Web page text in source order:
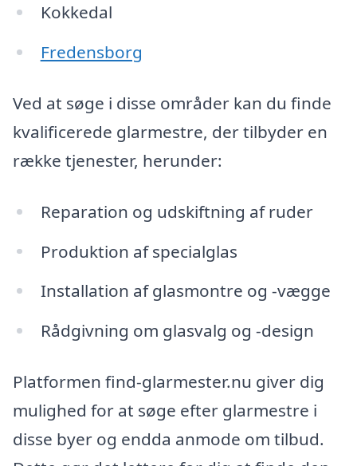
Kokkedal
Fredensborg
Ved at søge i disse områder kan du finde
kvalificerede glarmestre, der tilbyder en
række tjenester, herunder:
Reparation og udskiftning af ruder
Produktion af specialglas
Installation af glasmontre og -vægge
Rådgivning om glasvalg og -design
Platformen find-glarmester.nu giver dig
mulighed for at søge efter glarmestre i
disse byer og endda anmode om tilbud.